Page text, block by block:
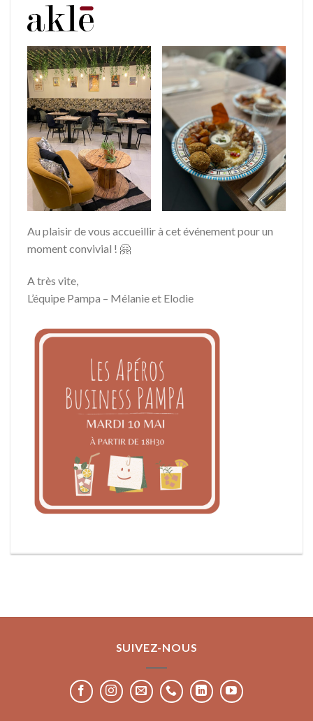
Au plaisir de vous accueillir à cet événement pour un
moment convivial ! 🤗
A très vite,
L’équipe Pampa – Mélanie et Elodie
SUIVEZ-NOUS